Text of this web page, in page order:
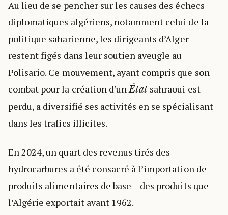
Au lieu de se pencher sur les causes des échecs
diplomatiques algériens, notamment celui de la
politique saharienne, les dirigeants d’Alger
restent figés dans leur soutien aveugle au
Polisario. Ce mouvement, ayant compris que son
combat pour la création d’un État sahraoui est
perdu, a diversifié ses activités en se spécialisant
dans les trafics illicites.
En 2024, un quart des revenus tirés des
hydrocarbures a été consacré à l’importation de
produits alimentaires de base – des produits que
l’Algérie exportait avant 1962.